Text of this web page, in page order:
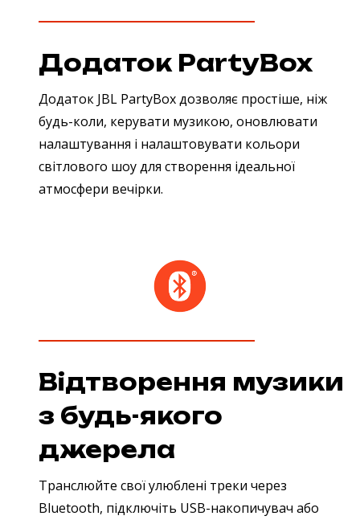
Додаток PartyBox
Додаток JBL PartyBox дозволяє простіше, ніж
будь-коли, керувати музикою, оновлювати
налаштування і налаштовувати кольори
світлового шоу для створення ідеальної
атмосфери вечірки.
Відтворення музики
з будь-якого
джерела
Транслюйте свої улюблені треки через
Bluetooth, підключіть USB-накопичувач або